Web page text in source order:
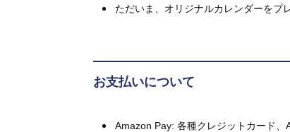
ただいま、オリジナルカレンダーをプ
お支払いについて
Amazon Pay: 各種クレジットカード、